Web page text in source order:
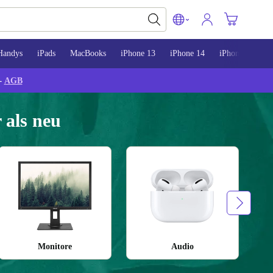
iPads MacBooks iPhone 13 iPhone 14 iPhone 15
AGB
neu
Monitore Audio